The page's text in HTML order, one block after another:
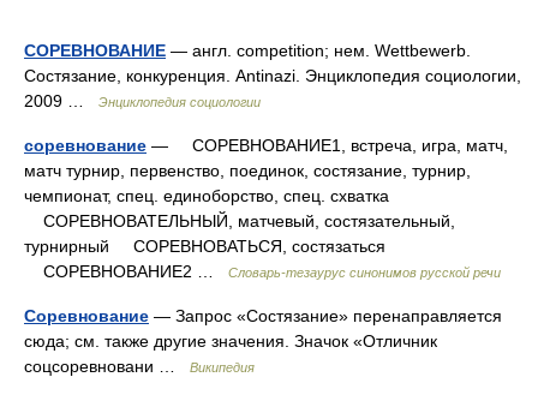
СОРЕВНОВАНИЕ — англ. competition; нем. Wettbewerb.
Состязание, конкуренция. Antinazi. Энциклопедия социологии,
2009 …
Энциклопедия социологии
соревнование — СОРЕВНОВАНИЕ1, встреча, игра, матч,
матч турнир, первенство, поединок, состязание, турнир,
чемпионат, спец. единоборство, спец. схватка
СОРЕВНОВАТЕЛЬНЫЙ, матчевый, состязательный,
турнирный СОРЕВНОВАТЬСЯ, состязаться
СОРЕВНОВАНИЕ2 …
Словарь-тезаурус синонимов русской речи
Соревнование — Запрос «Состязание» перенаправляется
сюда; см. также другие значения. Значок «Отличник
соцсоревновани …
Википедия